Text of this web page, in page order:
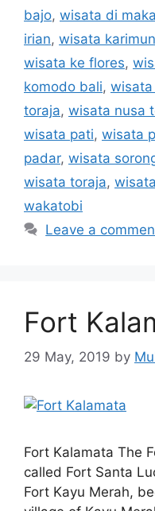
bajo, wisata di
irian, wisata karimun
wisata ke flores,
komodo bali,
toraja, wisata nusa
wisata pati, wisata
padar, wisata
wisata toraja,
wakatobi
Leave a
Fort
29 May, 2019 by
Fort Kalamata The
called Fort Santa
Fort Kayu Merah,